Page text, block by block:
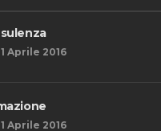
Aprile 2016
Aprile 2016